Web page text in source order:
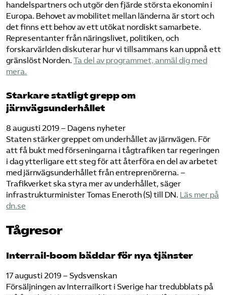
handelspartners och utgör den fjärde största ekonomin i
Europa. Behovet av mobilitet mellan länderna är stort och
det finns ett behov av ett utökat nordiskt samarbete.
Representanter från näringslivet, politiken, och
forskarvärlden diskuterar hur vi tillsammans kan uppnå ett
gränslöst Norden. Ta del av programmet, anmäl dig med
mera.
Starkare statligt grepp om
järnvägsunderhållet
8 augusti 2019 – Dagens nyheter
Staten stärker greppet om underhållet av järnvägen. För
att få bukt med förseningarna i tågtrafiken tar regeringen
i dag ytterligare ett steg för att återföra en del av arbetet
med järnvägsunderhållet från entreprenörerna. –
Trafikverket ska styra mer av underhållet, säger
infrastrukturminister Tomas Eneroth (S) till DN. Läs mer på
dn.se
Tågresor
Interrail-boom bäddar för nya tjänster
17 augusti 2019 – Sydsvenskan
Försäljningen av Interrailkort i Sverige har tredubblats på